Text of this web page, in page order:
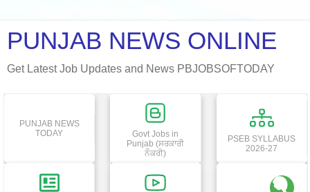
PUNJAB NEWS ONLINE
Get Latest Job Updates and News PBJOBSOFTODAY
PUNJAB NEWS
TODAY
Govt Jobs in
Punjab (ਸਰਕਾਰੀ
ਨੌਕਰੀ)
PSEB SYLLABUS
2026-27